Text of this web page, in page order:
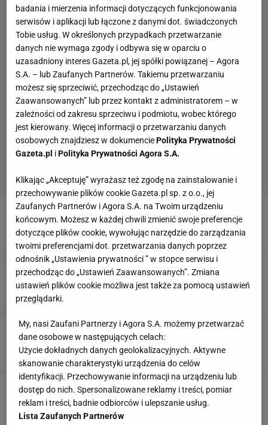
Stracili cierpliwość. Drągowski na lodzie.
Temat zamknięty
Jakub Seweryn,12 LIPCA 2022, 22:19
Zwrot ws. transferu Drągowskiego. Będą derby
z Lewandowskim?
Real Madryt założył koronę. Pieczęć godna
mistrza na Santiago Bernabeu
Jakub Seweryn,30 KWIETNIA 2022, 18:19
Wow! Co za asysta Canalesa. A Betis znów
wygrywa [WIDEO]
jsew,21 STYCZNIA 2022, 23:10
badania i mierzenia informacji dotyczących funkcjonowania
serwisów i aplikacji lub łączone z danymi dot. świadczonych
Tobie usług. W określonych przypadkach przetwarzanie
danych nie wymaga zgody i odbywa się w oparciu o
uzasadniony interes Gazeta.pl, jej spółki powiązanej – Agora
S.A. – lub Zaufanych Partnerów. Takiemu przetwarzaniu
możesz się sprzeciwić, przechodząc do „Ustawień
Zaawansowanych” lub przez kontakt z administratorem – w
zależności od zakresu sprzeciwu i podmiotu, wobec którego
jest kierowany. Więcej informacji o przetwarzaniu danych
osobowych znajdziesz w dokumenciePolityka Prywatności
Gazeta.pl iPolityka Prywatności Agora S.A.
Klikając „Akceptuję” wyrażasz też zgodę na zainstalowanie i
przechowywanie plików cookie Gazeta.pl sp. z o.o., jej
Zaufanych Partnerów i Agora S.A. na Twoim urządzeniu
końcowym. Możesz w każdej chwili zmienić swoje preferencje
dotyczące plików cookie, wywołując narzędzie do zarządzania
twoimi preferencjami dot. przetwarzania danych poprzez
odnośnik „Ustawienia prywatności ” w stopce serwisu i
przechodząc do „Ustawień Zaawansowanych”. Zmiana
ustawień plików cookie możliwa jest także za pomocą ustawień
przeglądarki.
My, nasi Zaufani Partnerzy i Agora S.A. możemy przetwarzać
dane osobowe w następujących celach:
Użycie dokładnych danych geolokalizacyjnych. Aktywne
skanowanie charakterystyki urządzenia do celów
identyfikacji. Przechowywanie informacji na urządzeniu lub
dostęp do nich. Spersonalizowane reklamy i treści, pomiar
reklam i treści, badnie odbiorców i ulepszanie usług.
Lista Zaufanych Partnerów